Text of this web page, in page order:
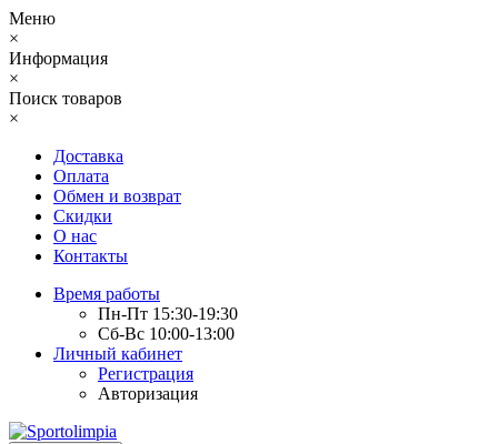
Меню
×
Информация
×
Поиск товаров
×
Доставка
Оплата
Обмен и возврат
Скидки
О нас
Контакты
Время работы
Пн-Пт 15:30-19:30
Сб-Вс 10:00-13:00
Личный кабинет
Регистрация
Авторизация